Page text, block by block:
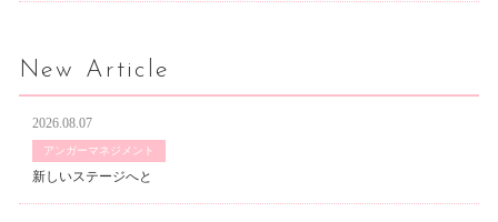
New Article
2026.08.07
アンガーマネジメント
新しいステージへと